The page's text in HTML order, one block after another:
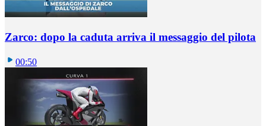
Zarco: dopo la caduta arriva il messaggio del pilota
00:50